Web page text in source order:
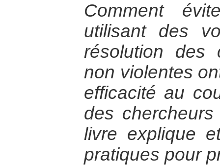
Comment
utilisant des
résolution des
non violentes
efficacité au
des
livre explique
pratiques pour